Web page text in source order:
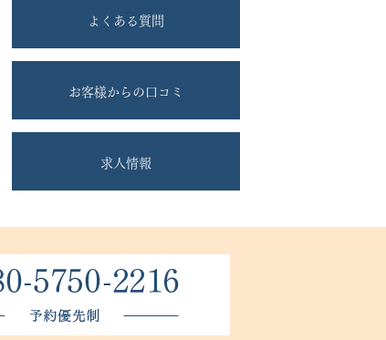
よくある質問
お客様からの口コミ
求人情報